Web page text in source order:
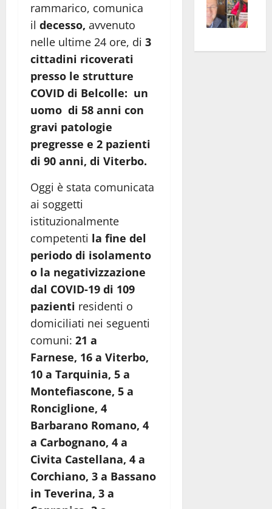
rammarico, comunica
il decesso, avvenuto
nelle ultime 24 ore, di 3
cittadini ricoverati
presso le strutture
COVID di Belcolle: un
uomo di 58 anni con
gravi patologie
pregresse e 2 pazienti
di 90 anni, di Viterbo.
Oggi è stata comunicata
ai soggetti
istituzionalmente
competenti la fine del
periodo di isolamento
o la negativizzazione
dal COVID-19 di 109
pazienti residenti o
domiciliati nei seguenti
comuni: 21 a
Farnese, 16 a Viterbo,
10 a Tarquinia, 5 a
Montefiascone, 5 a
Ronciglione, 4
Barbarano Romano, 4
a Carbognano, 4 a
Civita Castellana, 4 a
Corchiano, 3 a Bassano
in Teverina, 3 a
euro